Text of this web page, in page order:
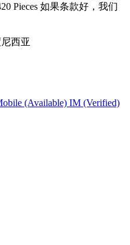
Pieces 如果条款好，我们
(Available) IM (Verified)